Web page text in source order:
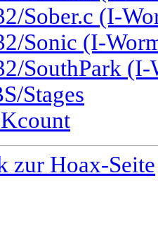
Sober.c (I-
Sonic (I-
SouthPark (I-
Stages
zur Hoax-Seite